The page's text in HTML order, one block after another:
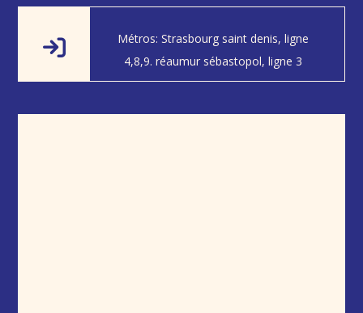
Métros: Strasbourg saint denis, ligne
4,8,9. réaumur sébastopol, ligne 3